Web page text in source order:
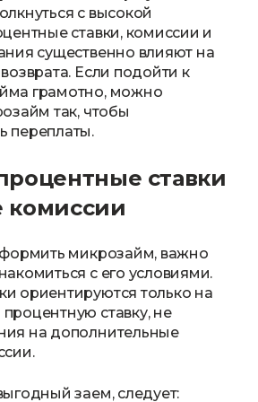
с высокой
ставки, комиссии и
существенно влияют на
Если подойти к
грамотно, можно
так, чтобы
переплаты.
ставки
комиссии
микрозайм, важно
с его условиями.
ориентируются только на
ставку, не
на дополнительные
заем, следует: